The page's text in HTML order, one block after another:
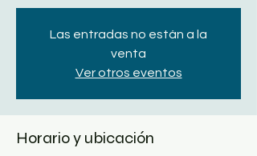
Las entradas no están a la
venta
Ver otros eventos
Horario y ubicación